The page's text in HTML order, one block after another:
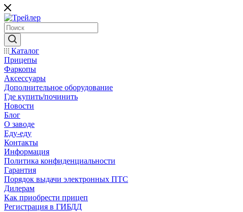
Каталог
Прицепы
Фаркопы
Аксессуары
Дополнительное оборудование
Где купить/починить
Новости
Блог
О заводе
Еду-еду
Контакты
Информация
Политика конфиденциальности
Гарантия
Порядок выдачи электронных ПТС
Дилерам
Как приобрести прицеп
Регистрация в ГИБДД